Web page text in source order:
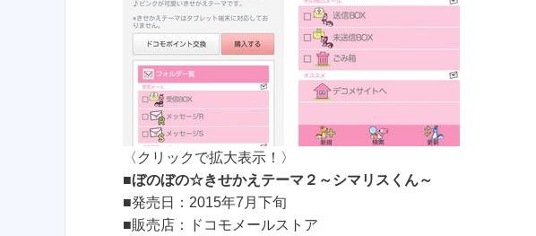
〈クリックで拡大表示！〉
■ぼのぼの☆きせかえテーマ２～シマリスくん～
■発売日：2015年7月下旬
■販売店：ドコモメールストア